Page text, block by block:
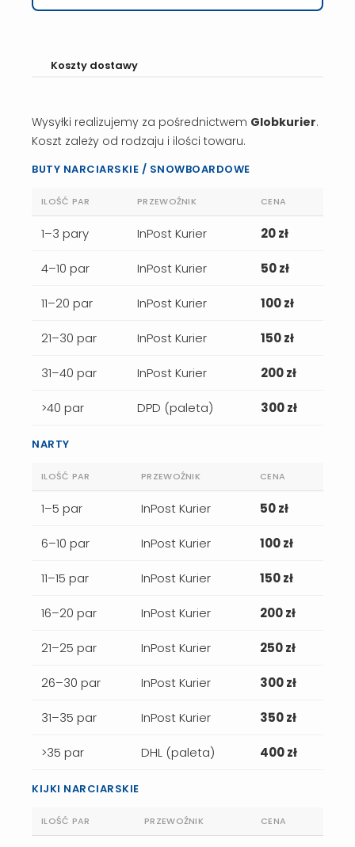
Koszty dostawy
Wysyłki realizujemy za pośrednictwem Globkurier.
Koszt zależy od rodzaju i ilości towaru.
BUTY NARCIARSKIE / SNOWBOARDOWE
ILOŚĆ PAR PRZEWOŹNIK CENA
1–3 pary InPost Kurier 20 zł
4–10 par InPost Kurier 50 zł
11–20 par InPost Kurier 100 zł
21–30 par InPost Kurier 150 zł
31–40 par InPost Kurier 200 zł
>40 par DPD (paleta) 300 zł
NARTY
ILOŚĆ PAR PRZEWOŹNIK CENA
1–5 par InPost Kurier 50 zł
6–10 par InPost Kurier 100 zł
11–15 par InPost Kurier 150 zł
16–20 par InPost Kurier 200 zł
21–25 par InPost Kurier 250 zł
26–30 par InPost Kurier 300 zł
31–35 par InPost Kurier 350 zł
>35 par DHL (paleta) 400 zł
KIJKI NARCIARSKIE
ILOŚĆ PAR PRZEWOŹNIK CENA